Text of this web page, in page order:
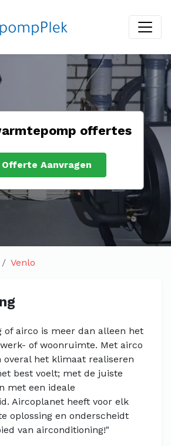
offertes
Offerte Aanvragen
Venlo
of airco is meer dan alleen het
of woonruimte. Met airco
het klimaat realiseren
best voelt; met de juiste
met een ideale
Aircoplanet heeft voor elk
oplossing en onderscheidt
van airconditioning!"